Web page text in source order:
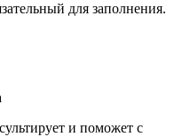
для заполнения.
и поможет с